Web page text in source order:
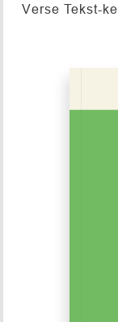
Verse Tekst-